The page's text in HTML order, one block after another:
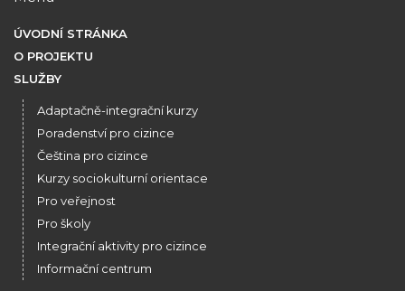
ÚVODNÍ STRÁNKA
O PROJEKTU
SLUŽBY
Adaptačně-integrační kurzy
Poradenství pro cizince
Čeština pro cizince
Kurzy sociokulturní orientace
Pro veřejnost
Pro školy
Integrační aktivity pro cizince
Informační centrum